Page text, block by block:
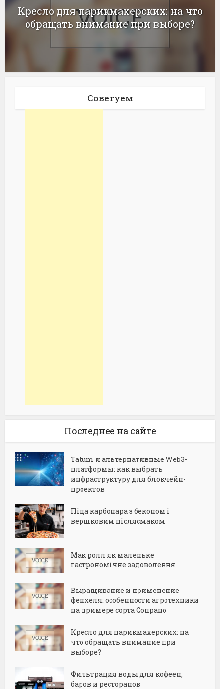
Кресло для парикмахерских: на что
обращать внимание при выборе?
Советуем
Последнее на сайте
Tatum и альтернативные Web3-
платформы: как выбрать
инфраструктуру для блокчейн-
проектов
Піца карбонара з беконом і
вершковим післясмаком
Мак ролл як маленьке
гастрономічне задоволення
Выращивание и применение
фенхеля: особенности агротехники
на примере сорта Сопрано
Кресло для парикмахерских: на
что обращать внимание при
выборе?
Фильтрация воды для кофеен,
баров и ресторанов